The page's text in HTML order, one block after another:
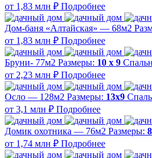
от 1,83 млн ₽ Подробнее
Дом-баня «Алтайская» — 68м2
от 1,83 млн ₽ Подробнее
Бруни- 77м2 Размеры: 10 х 9
от 2,23 млн ₽ Подробнее
Осло — 128м2 Размеры: 13х9
от 3,1 млн ₽ Подробнее
Домик охотника — 76м2 Размеры:
от 1,74 млн ₽ Подробнее